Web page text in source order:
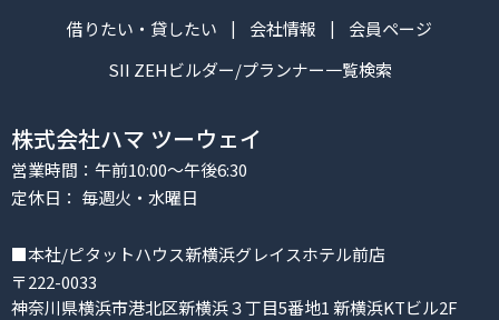
借りたい・貸したい
会社情報
会員ページ
SII ZEHビルダー/プランナー一覧検索
株式会社ハマ ツーウェイ
営業時間：午前10:00～午後6:30
定休日： 毎週火・水曜日
■本社/ピタットハウス新横浜グレイスホテル前店
〒222-0033
神奈川県横浜市港北区新横浜３丁目5番地1 新横浜KTビル2F